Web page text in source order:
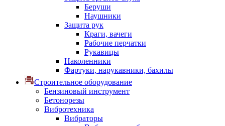
Беруши
Наушники
Защита рук
Краги, вачеги
Рабочие перчатки
Рукавицы
Наколенники
Фартуки, нарукавники, бахилы
Строительное оборудование
Бензиновый инструмент
Бетонорезы
Вибротехника
Вибраторы